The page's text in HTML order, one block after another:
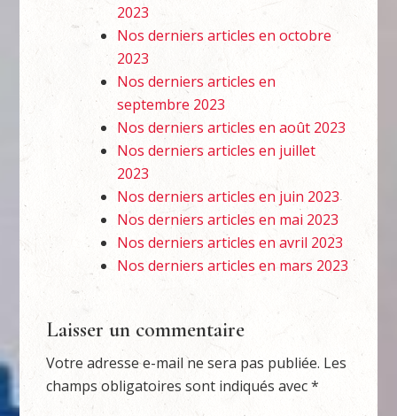
2023
Nos derniers articles en octobre
2023
Nos derniers articles en
septembre 2023
Nos derniers articles en août 2023
Nos derniers articles en juillet
2023
Nos derniers articles en juin 2023
Nos derniers articles en mai 2023
Nos derniers articles en avril 2023
Nos derniers articles en mars 2023
Laisser un commentaire
Votre adresse e-mail ne sera pas publiée. Les
champs obligatoires sont indiqués avec*